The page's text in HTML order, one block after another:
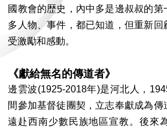
國教會的歴史，內中多是邊叔叔的
多人物、事件，都已知道，但重新回
受激勵和感動。
《獻給無名的傳道者》
邊雲波(1925-2018年)是河北人，
間參加基督徒團契，立志奉獻成為
遠赴西南少數民族地區宣教。後來